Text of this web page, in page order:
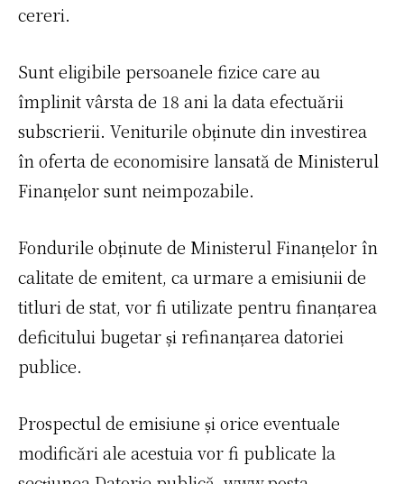
cereri.
Sunt eligibile persoanele fizice care au
împlinit vârsta de 18 ani la data efectuării
subscrierii. Veniturile obținute din investirea
în oferta de economisire lansată de Ministerul
Finanțelor sunt neimpozabile.
Fondurile obținute de Ministerul Finanțelor în
calitate de emitent, ca urmare a emisiunii de
titluri de stat, vor fi utilizate pentru finanțarea
deficitului bugetar și refinanțarea datoriei
publice.
Prospectul de emisiune și orice eventuale
modificări ale acestuia vor fi publicate la